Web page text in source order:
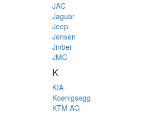
JAC
Jaguar
Jeep
Jensen
Jinbei
JMC
K
KIA
Koenigsegg
KTM AG